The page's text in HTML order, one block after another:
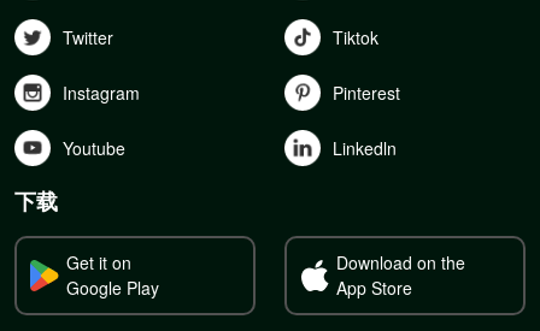
Twitter Tiktok
Instagram Pinterest
Youtube Linkedln
下载
Get it on
Google Play
Download on the
App Store